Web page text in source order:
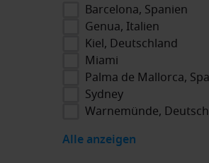
Barcelona, Spanien
Genua, Italien
Kiel, Deutschland
Miami
Palma de Mallorca,
Sydney
Warnemünde,
Alle anzeigen